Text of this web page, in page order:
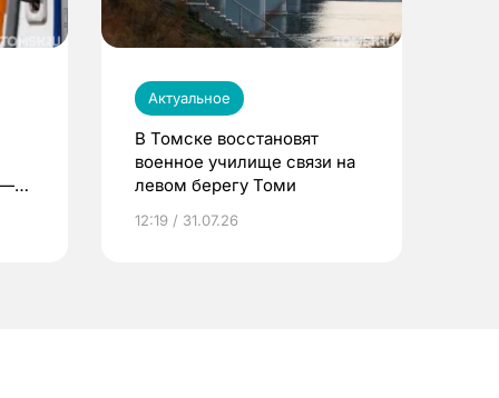
—
Актуальное
В Томске восстановят
военное училище связи на
левом берегу Томи
12:19 / 31.07.26